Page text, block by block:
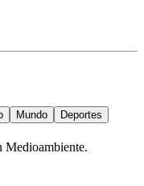
Mundo
Deportes
Medioambiente.